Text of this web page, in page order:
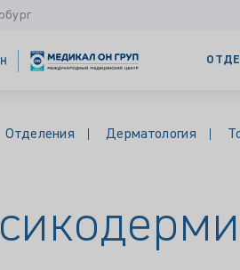
Отделения Дерматология